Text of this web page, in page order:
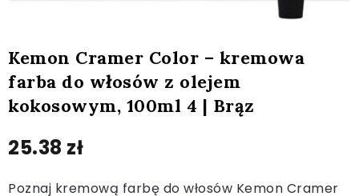
Kemon Cramer Color – kremowa
farba do włosów z olejem
kokosowym, 100ml 4 | Brąz
25.38 zł
Poznaj kremową farbę do włosów Kemon Cramer